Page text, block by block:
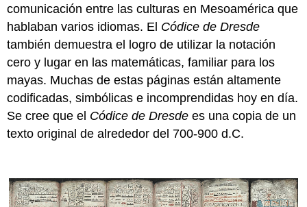
comunicación entre las culturas en Mesoamérica que
hablaban varios idiomas. El Códice de Dresde
también demuestra el logro de utilizar la notación
cero y lugar en las matemáticas, familiar para los
mayas. Muchas de estas páginas están altamente
codificadas, simbólicas e incomprendidas hoy en día.
Se cree que el Códice de Dresde es una copia de un
texto original de alrededor del 700-900 d.C.